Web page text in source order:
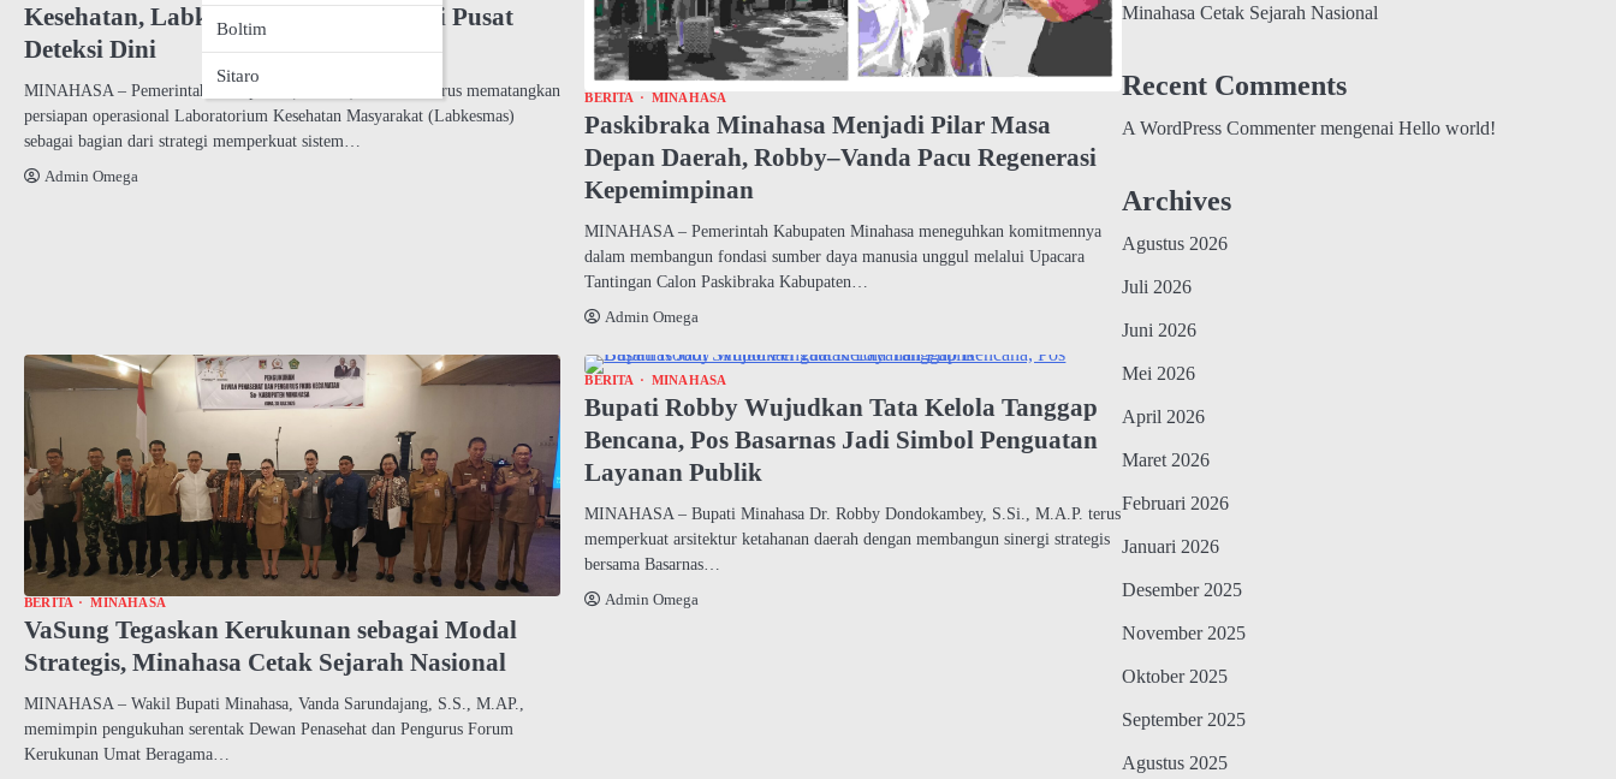
Boltim
Sitaro
Kesehatan, Labkesmas Disiapkan Jadi Pusat
Deteksi Dini
MINAHASA – Pemerintah Kabupaten (Pemkab) Minahasa terus mematangkan
persiapan operasional Laboratorium Kesehatan Masyarakat (Labkesmas)
sebagai bagian dari strategi memperkuat sistem…
Admin Omega
BERITA MINAHASA
Paskibraka Minahasa Menjadi Pilar Masa
Depan Daerah, Robby–Vanda Pacu Regenerasi
Kepemimpinan
MINAHASA – Pemerintah Kabupaten Minahasa meneguhkan komitmennya
dalam membangun fondasi sumber daya manusia unggul melalui Upacara
Tantingan Calon Paskibraka Kabupaten…
Admin Omega
BERITA MINAHASA
VaSung Tegaskan Kerukunan sebagai Modal
Strategis, Minahasa Cetak Sejarah Nasional
MINAHASA – Wakil Bupati Minahasa, Vanda Sarundajang, S.S., M.AP.,
memimpin pengukuhan serentak Dewan Penasehat dan Pengurus Forum
Kerukunan Umat Beragama…
BERITA MINAHASA
Bupati Robby Wujudkan Tata Kelola Tanggap
Bencana, Pos Basarnas Jadi Simbol Penguatan
Layanan Publik
MINAHASA – Bupati Minahasa Dr. Robby Dondokambey, S.Si., M.A.P. terus
memperkuat arsitektur ketahanan daerah dengan membangun sinergi strategis
bersama Basarnas…
Admin Omega
Minahasa Cetak Sejarah Nasional
Recent Comments
A WordPress Commentermengenai Hello world!
Archives
Agustus 2026
Juli 2026
Juni 2026
Mei 2026
April 2026
Maret 2026
Februari 2026
Januari 2026
Desember 2025
November 2025
Oktober 2025
September 2025
Agustus 2025